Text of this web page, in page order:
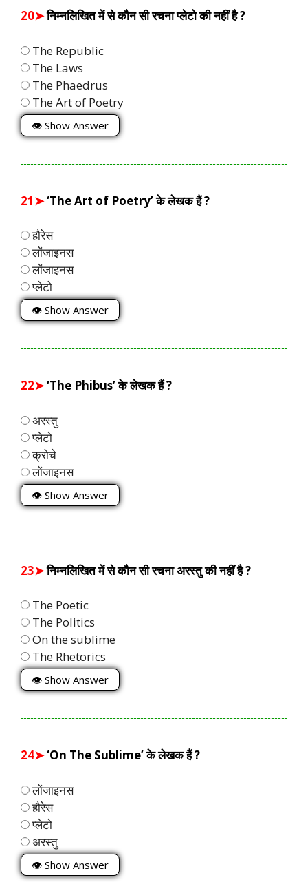
20➤निम्नलिखित में से कौन सी रचना प्लेटो की नहीं है ?
The Republic
The Laws
The Phaedrus
The Art of Poetry
👁 Show Answer
21➤‘The Art of Poetry’ के लेखक हैं ?
हौरेस
लोंजाइनस
लोंजाइनस
प्लेटो
👁 Show Answer
22➤‘The Phibus’ के लेखक हैं ?
अरस्तु
प्लेटो
क्रोचे
लोंजाइनस
👁 Show Answer
23➤निम्नलिखित में से कौन सी रचना अरस्तु की नहीं है ?
The Poetic
The Politics
On the sublime
The Rhetorics
👁 Show Answer
24➤‘On The Sublime’ के लेखक हैं ?
लोंजाइनस
हौरेस
प्लेटो
अरस्तु
👁 Show Answer